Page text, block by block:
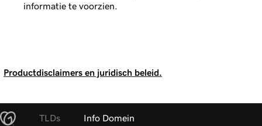
informatie te voorzien.
Productdisclaimers en juridisch beleid.
TLDs Info Domein